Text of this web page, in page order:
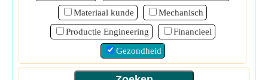
Materiaal kunde
Mechanisch
Productie Engineering
Financieel
Gezondheid